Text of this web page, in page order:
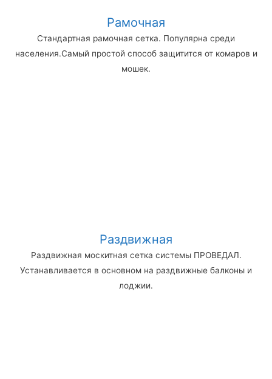
Рамочная
Стандартная рамочная сетка. Популярна среди
населения.Самый простой способ защитится от комаров и
мошек.
Раздвижная
Раздвижная москитная сетка системы ПРОВЕДАЛ.
Устанавливается в основном на раздвижные балконы и
лоджии.